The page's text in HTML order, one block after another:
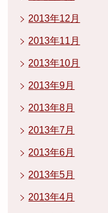
2013年12月
2013年11月
2013年10月
2013年9月
2013年8月
2013年7月
2013年6月
2013年5月
2013年4月